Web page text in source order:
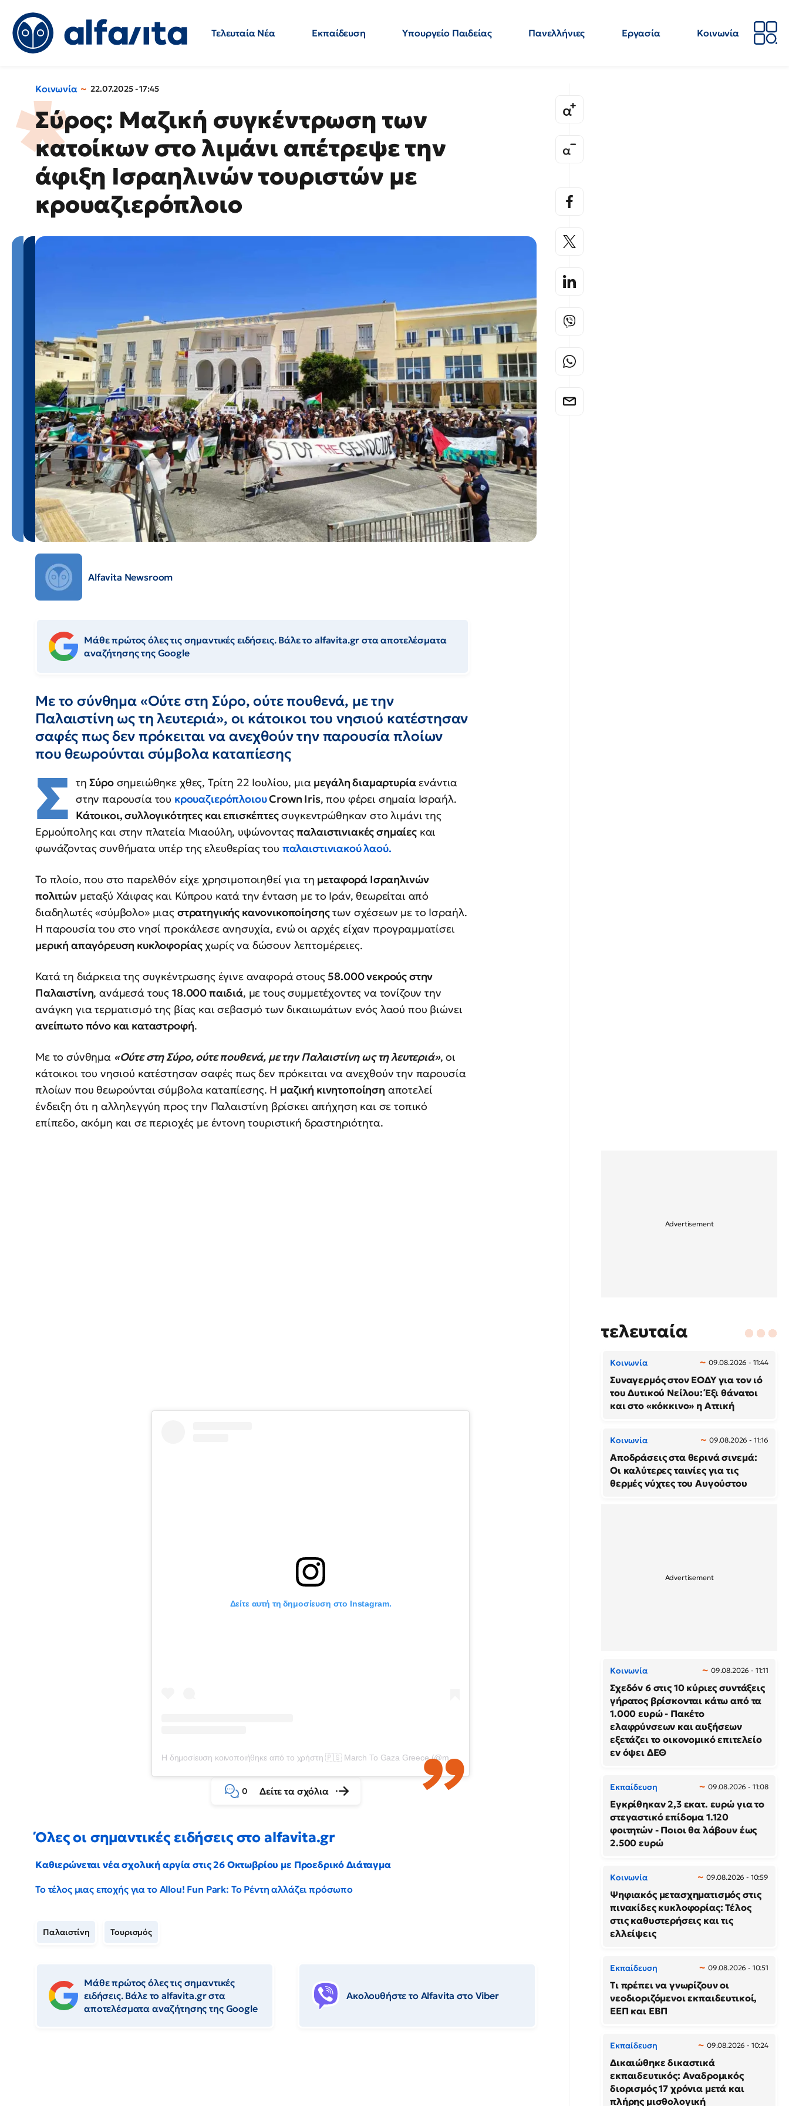
Τελευταία Νέα Εκπαίδευση Υπουργείο Παιδείας Πανελλήνιες Εργασία
Κοινωνία
Κοινωνία 22.07.2025 - 17:45
Σύρος: Μαζική συγκέντρωση των
κατοίκων στο λιμάνι απέτρεψε την
άφιξη Ισραηλινών τουριστών με
κρουαζιερόπλοιο
Alfavita Newsroom
Μάθε πρώτος όλες τις σημαντικές ειδήσεις. Βάλε το alfavita.gr στα αποτελέσματα
αναζήτησης της Google
Με το σύνθημα «Ούτε στη Σύρο, ούτε πουθενά, με την
Παλαιστίνη ως τη λευτεριά», οι κάτοικοι του νησιού κατέστησαν
σαφές πως δεν πρόκειται να ανεχθούν την παρουσία πλοίων
που θεωρούνται σύμβολα καταπίεσης
Σ τηΣύροσημειώθηκε χθες, Τρίτη 22 Ιουλίου, μια μεγάλη διαμαρτυρίαενάντια
στην παρουσία του κρουαζιερόπλοιουCrown Iris, που φέρει σημαία Ισραήλ.
Κάτοικοι, συλλογικότητες και επισκέπτεςσυγκεντρώθηκαν στο λιμάνι της
Ερμούπολης και στην πλατεία Μιαούλη, υψώνονταςπαλαιστινιακές σημαίεςκαι
φωνάζοντας συνθήματα υπέρ της ελευθερίας του παλαιστινιακού λαού.
Το πλοίο, που στο παρελθόν είχε χρησιμοποιηθεί για τη μεταφορά Ισραηλινών
πολιτώνμεταξύ Χάιφας και Κύπρου κατά την ένταση με το Ιράν, θεωρείται από
διαδηλωτές «σύμβολο» μιας στρατηγικής κανονικοποίησηςτων σχέσεων με το Ισραήλ.
Η παρουσία του στο νησί προκάλεσε ανησυχία, ενώ οι αρχές είχαν προγραμματίσει
μερική απαγόρευση κυκλοφορίαςχωρίς να δώσουν λεπτομέρειες.
Κατά τη διάρκεια της συγκέντρωσης έγινε αναφορά στους 58.000 νεκρούς στην
Παλαιστίνη, ανάμεσά τους18.000 παιδιά, με τους συμμετέχοντες να τονίζουν την
ανάγκη για τερματισμό της βίας και σεβασμό των δικαιωμάτων ενός λαού που βιώνει
ανείπωτο πόνο και καταστροφή.
Με το σύνθημα «Ούτε στη Σύρο, ούτε πουθενά, με την Παλαιστίνη ως τη λευτεριά», οι
κάτοικοι του νησιού κατέστησαν σαφές πως δεν πρόκειται να ανεχθούν την παρουσία
πλοίων που θεωρούνται σύμβολα καταπίεσης. Η μαζική κινητοποίηση αποτελεί
ένδειξη ότι η αλληλεγγύη προς την Παλαιστίνη βρίσκει απήχηση και σε τοπικό
επίπεδο, ακόμη και σε περιοχές με έντονη τουριστική δραστηριότητα.
Δείτε αυτή τη δημοσίευση στο Instagram.
Η δημοσίευση κοινοποιήθηκε από το χρήστη 🇵🇸 March To Gaza Greece (@marchtogaza_greece)
0 Δείτε τα σχόλια
Όλες οι σημαντικές ειδήσεις στο alfavita.gr
Καθιερώνεται νέα σχολική αργία στις 26 Οκτωβρίου με Προεδρικό Διάταγμα
Το τέλος μιας εποχής για το Allou! Fun Park: Το Ρέντη αλλάζει πρόσωπο
Παλαιστίνη Τουρισμός
Μάθε πρώτος όλες τις σημαντικές
ειδήσεις. Βάλε το alfavita.gr στα
αποτελέσματα αναζήτησης της Google
Ακολουθήστε το Αlfavita στο Viber
τελευταία
Κοινωνία 09.08.2026 - 11:44
Συναγερμός στον ΕΟΔΥ για τον ιό
του Δυτικού Νείλου: Έξι θάνατοι
και στο «κόκκινο» η Αττική
Κοινωνία 09.08.2026 - 11:16
Αποδράσεις στα θερινά σινεμά:
Οι καλύτερες ταινίες για τις
θερμές νύχτες του Αυγούστου
Κοινωνία 09.08.2026 - 11:11
Σχεδόν 6 στις 10 κύριες συντάξεις
γήρατος βρίσκονται κάτω από τα
1.000 ευρώ - Πακέτο
ελαφρύνσεων και αυξήσεων
εξετάζει το οικονομικό επιτελείο
εν όψει ΔΕΘ
Εκπαίδευση 09.08.2026 - 11:08
Εγκρίθηκαν 2,3 εκατ. ευρώ για το
στεγαστικό επίδομα 1.120
φοιτητών - Ποιοι θα λάβουν έως
2.500 ευρώ
Κοινωνία 09.08.2026 - 10:59
Ψηφιακός μετασχηματισμός στις
πινακίδες κυκλοφορίας: Τέλος
στις καθυστερήσεις και τις
ελλείψεις
Εκπαίδευση 09.08.2026 - 10:51
Τι πρέπει να γνωρίζουν οι
νεοδιοριζόμενοι εκπαιδευτικοί,
ΕΕΠ και ΕΒΠ
Εκπαίδευση 09.08.2026 - 10:24
Δικαιώθηκε δικαστικά
εκπαιδευτικός: Αναδρομικός
διορισμός 17 χρόνια μετά και
πλήρης μισθολογική